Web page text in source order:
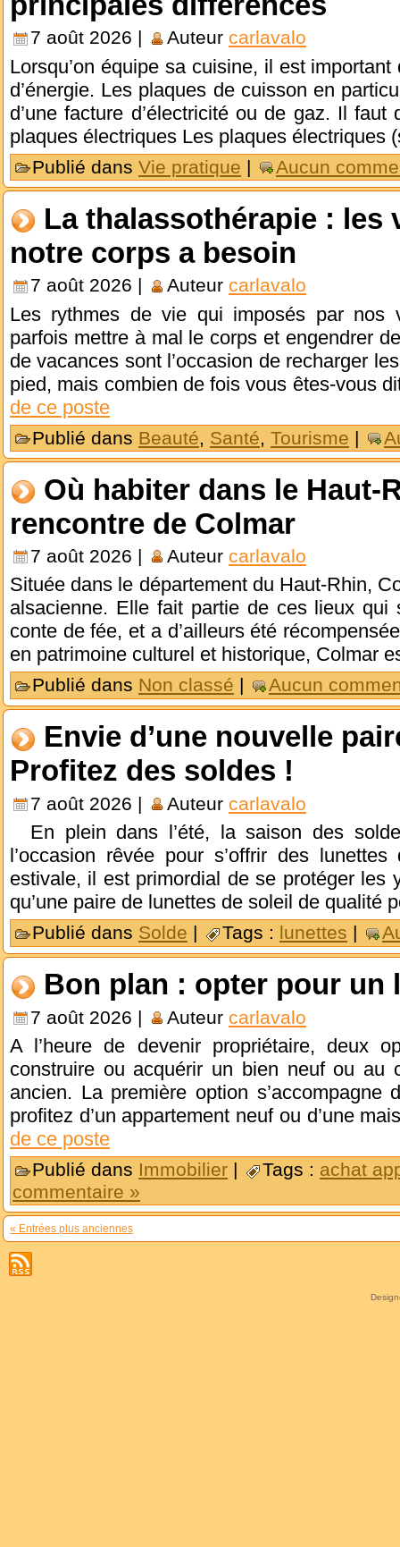
7 août 2026 | Auteur carlavalo
Lorsqu’on équipe sa cuisine, il est
d’énergie. Les plaques de cuisson en
d’une facture d’électricité ou de gaz. Il
plaques électriques Les plaques électriques
Publié dans Vie pratique | Aucun
La thalassothérapie : les
notre corps a besoin
7 août 2026 | Auteur carlavalo
Les rythmes de vie qui imposés par nos
parfois mettre à mal le corps et engendrer
de vacances sont l’occasion de recharger
pied, mais combien de fois vous êtes-vous
de ce poste
Publié dans Beauté Santé Tourisme |
Où habiter dans le Haut-
rencontre de Colmar
7 août 2026 | Auteur carlavalo
Située dans le département du Haut-Rhin,
alsacienne. Elle fait partie de ces lieux qui
conte de fée, et a d’ailleurs été
en patrimoine culturel et historique, Colmar
Publié dans Non classé | Aucun
Envie d’une nouvelle
Profitez des soldes !
7 août 2026 | Auteur carlavalo
En plein dans l’été, la saison des
l’occasion rêvée pour s’offrir des
estivale, il est primordial de se protéger les
qu’une paire de lunettes de soleil de qualité
Publié dans Solde | Tags : lunettes |
Bon plan : opter pour un
7 août 2026 | Auteur carlavalo
A l’heure de devenir propriétaire, deux
construire ou acquérir un bien neuf ou au
ancien. La première option s’accompagne
profitez d’un appartement neuf ou d’une
de ce poste
Publié dans Immobilier | Tags : achat
commentaire »
« Entrées plus anciennes